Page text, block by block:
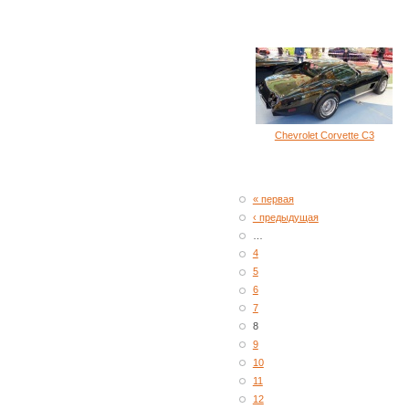
Chevrolet Corvette C3
« первая
‹ предыдущая
4
5
6
7
8
9
10
11
12